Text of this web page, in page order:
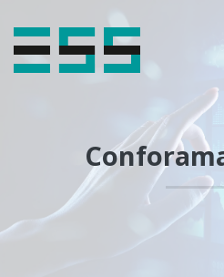
OPLOSSINGEN
WEBSHOPTYPES
CONTACT